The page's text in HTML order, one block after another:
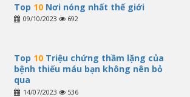
Top 10Nơi nóng nhất thế giới
09/10/2023 692
Top 10Triệu chứng thầm lặng của
bệnh thiếu máu bạn không nên bỏ
qua
14/07/2023 536